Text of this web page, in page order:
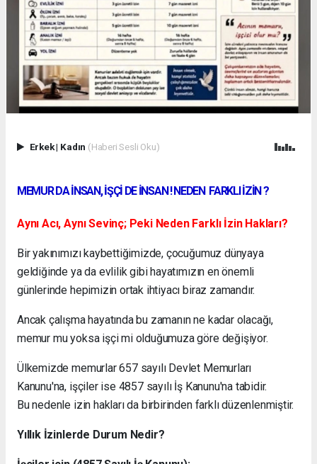
Erkek| Kadın (Haberi Sesli Oku)
MEMUR DA İNSAN, İŞÇİ DE İNSAN ! NEDEN FARKLI İZİN ?
Aynı Acı, Aynı Sevinç; Peki Neden Farklı İzin Hakları?
Bir yakınımızı kaybettiğimizde, çocuğumuz dünyaya
geldiğinde ya da evlilik gibi hayatımızın en önemli
günlerinde hepimizin ortak ihtiyacı biraz zamandır.
Ancak çalışma hayatında bu zamanın ne kadar olacağı,
memur mu yoksa işçi mi olduğumuza göre değişiyor.
Ülkemizde memurlar 657 sayılı Devlet Memurları
Kanunu'na, işçiler ise 4857 sayılı İş Kanunu'na tabidir.
Bu nedenle izin hakları da birbirinden farklı düzenlenmiştir.
Yıllık İzinlerde Durum Nedir?